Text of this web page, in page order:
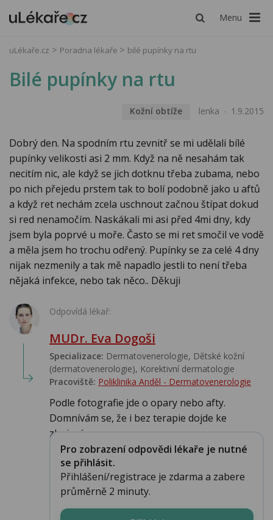
Menu
uLékaře.cz Poradna lékaře bilé pupínky na rtu
Bilé pupínky na rtu
Kožní obtíže lenka 1.9.2015
Dobrý den. Na spodním rtu zevnitř se mi udělali bílé
pupínky velikosti asi 2 mm. Když na ně nesahám tak
necitím nic, ale když se jich dotknu třeba zubama, nebo
po nich přejedu prstem tak to bolí podobně jako u aftů
a když ret nechám zcela uschnout začnou štípat dokud
si red nenamočím. Naskákali mi asi před 4mi dny, kdy
jsem byla poprvé u moře. Často se mi ret smočil ve vodě
a měla jsem ho trochu odřený. Pupínky se za celé 4 dny
nijak nezmenily a tak mě napadlo jestli to není třeba
nějaká infekce, nebo tak něco.. Děkuji
Odpovídá lékař:
MUDr. Eva Dogoši
Specializace: Dermatovenerologie, Dětské kožní
(dermatovenerologie), Korektivní dermatologie
Pracoviště: Poliklinika Anděl - Dermatovenerologie
Podle fotografie jde o opary nebo afty.
Domnívám se, že i bez terapie dojde ke
zhojení....
Pro zobrazení odpovědi lékaře je nutné
se přihlásit.
Přihlášení/registrace je zdarma a zabere
průměrně 2 minuty.